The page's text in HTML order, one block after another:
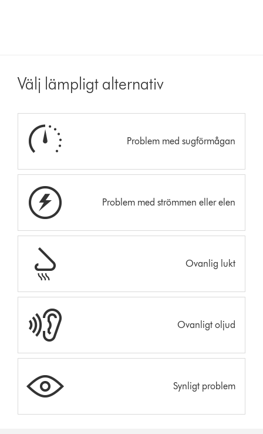
Välj lämpligt alternativ
Problem med sugförmågan
Problem med strömmen eller elen
Ovanlig lukt
Ovanligt oljud
Synligt problem